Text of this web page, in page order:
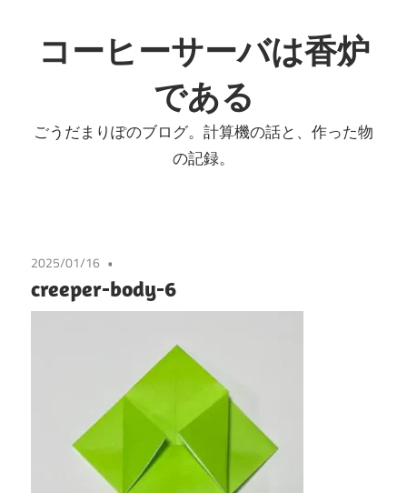
ン
テ
へ
コーヒーサーバは香炉
である
ごうだまりぽのブログ。計算機の話と、作った物
の記録。
2025/01/16
creeper-body-6